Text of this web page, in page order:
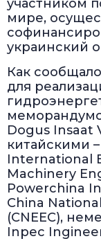
участником
мире,
украинский
Как
для
Dogus Insaat
китайскими
International
Machinery
Powerchina
China
(CNEEC),
Inpec